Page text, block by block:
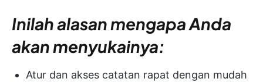
Inilah alasan mengapa Anda
akan menyukainya:
Atur dan akses catatan rapat dengan mudah